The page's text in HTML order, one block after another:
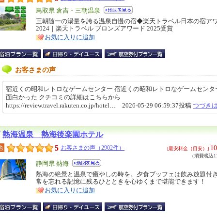
エ
リ
ア
鳥取県 倉吉・三朝温泉
特
徴
三朝随一の湯量を誇る温泉自慢の宿◆楽天トラベル日本の宿ア
2024｜楽天トラベル ブロンズアワード 2025受賞
お気に入りに追加
お客さまの声
宿近くの昭和レトロなゲームセンター 宿近くの昭和レトロなゲームセンタ
面白かった クチコミの詳細はこちらから
https://review.travel.rakuten.co.jp/hotel… 2026-05-29 06:59:37投稿 つづき
熱海温泉 熱海後楽園ホテル
5 お客さまの声（2902件） [最安料金（目安）]
（消費税込
エ
リ
ア
静岡県 熱海
特
徴
熱海の絶景と温泉で癒やしの時を。夕食ブッフェは飲み放題付
常を忘れる記憶に残るひとときを心ゆくまで堪能できます！
お気に入りに追加